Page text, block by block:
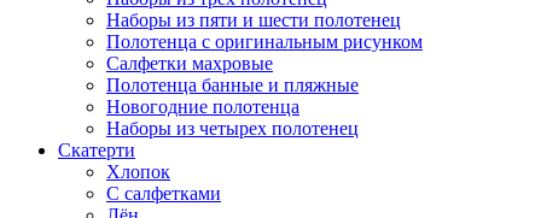
Наборы из пяти и шести полотенец
Полотенца с оригинальным рисунком
Салфетки махровые
Полотенца банные и пляжные
Новогодние полотенца
Наборы из четырех полотенец
Скатерти
Хлопок
С салфетками